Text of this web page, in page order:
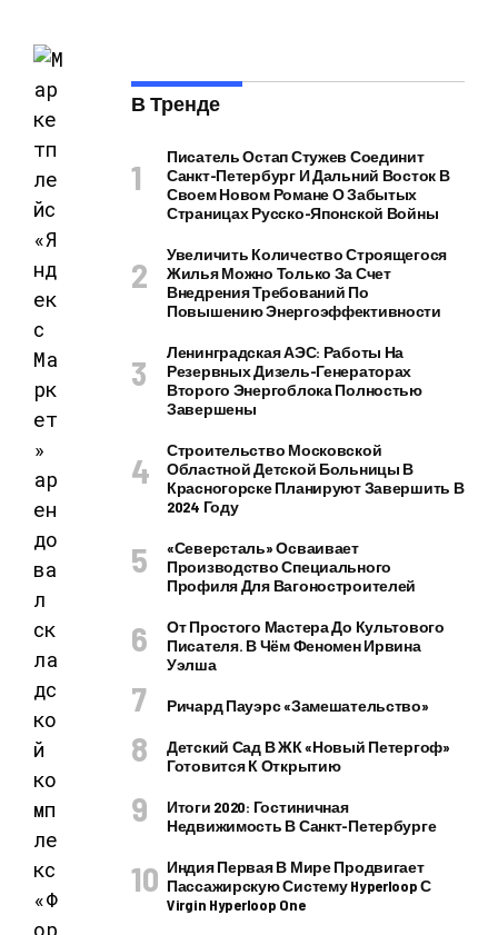
В Тренде
Писатель Остап Стужев Соединит
Санкт-Петербург И Дальний Восток В
Своем Новом Романе О Забытых
Страницах Русско-Японской Войны
Увеличить Количество Строящегося
Жилья Можно Только За Счет
Внедрения Требований По
Повышению Энергоэффективности
Ленинградская АЭС: Работы На
Резервных Дизель-Генераторах
Второго Энергоблока Полностью
Завершены
Строительство Московской
Областной Детской Больницы В
Красногорске Планируют Завершить В
2024 Году
«Северсталь» Осваивает
Производство Специального
Профиля Для Вагоностроителей
От Простого Мастера До Культового
Писателя. В Чём Феномен Ирвина
Уэлша
Ричард Пауэрс «Замешательство»
Детский Сад В ЖК «Новый Петергоф»
Готовится К Открытию
Итоги 2020: Гостиничная
Недвижимость В Санкт-Петербурге
Индия Первая В Мире Продвигает
Пассажирскую Систему Hyperloop С
Virgin Hyperloop One